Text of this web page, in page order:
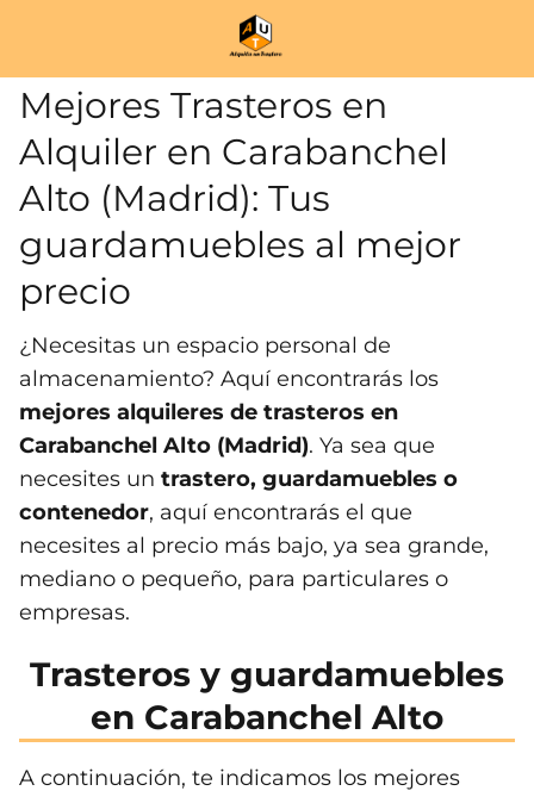
Mejores Trasteros en
Alquiler en Carabanchel
Alto (Madrid): Tus
guardamuebles al mejor
precio
¿Necesitas un espacio personal de
almacenamiento? Aquí encontrarás los
mejores alquileres de trasteros en
Carabanchel Alto (Madrid). Ya sea que
necesites un trastero, guardamuebles o
contenedor, aquí encontrarás el que
necesites al precio más bajo, ya sea grande,
mediano o pequeño, para particulares o
empresas.
Trasteros y guardamuebles
en Carabanchel Alto
A continuación, te indicamos los mejores